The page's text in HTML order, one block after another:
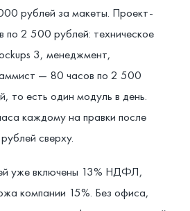
рублей за макеты. Проект-
2 500 рублей: техническое
3, менеджмент,
— 80 часов по 2 500
то есть один модуль в день.
каждому на правки после
сверху.
уже включены 13% НДФЛ,
компании 15%. Без офиса,